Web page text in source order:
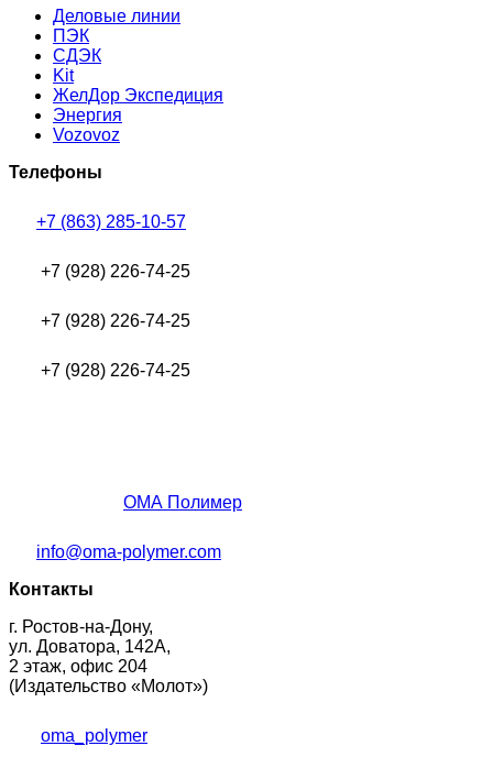
Деловые линии
ПЭК
СДЭК
Kit
ЖелДор Экспедиция
Энергия
Vozovoz
Телефоны
+7 (863) 285-10-57
+7 (928) 226-74-25
+7 (928) 226-74-25
+7 (928) 226-74-25
ОМА Полимер
info@oma-polymer.com
Контакты
г. Ростов-на-Дону,
ул. Доватора, 142А,
2 этаж, офис 204
(Издательство «Молот»)
oma_polymer